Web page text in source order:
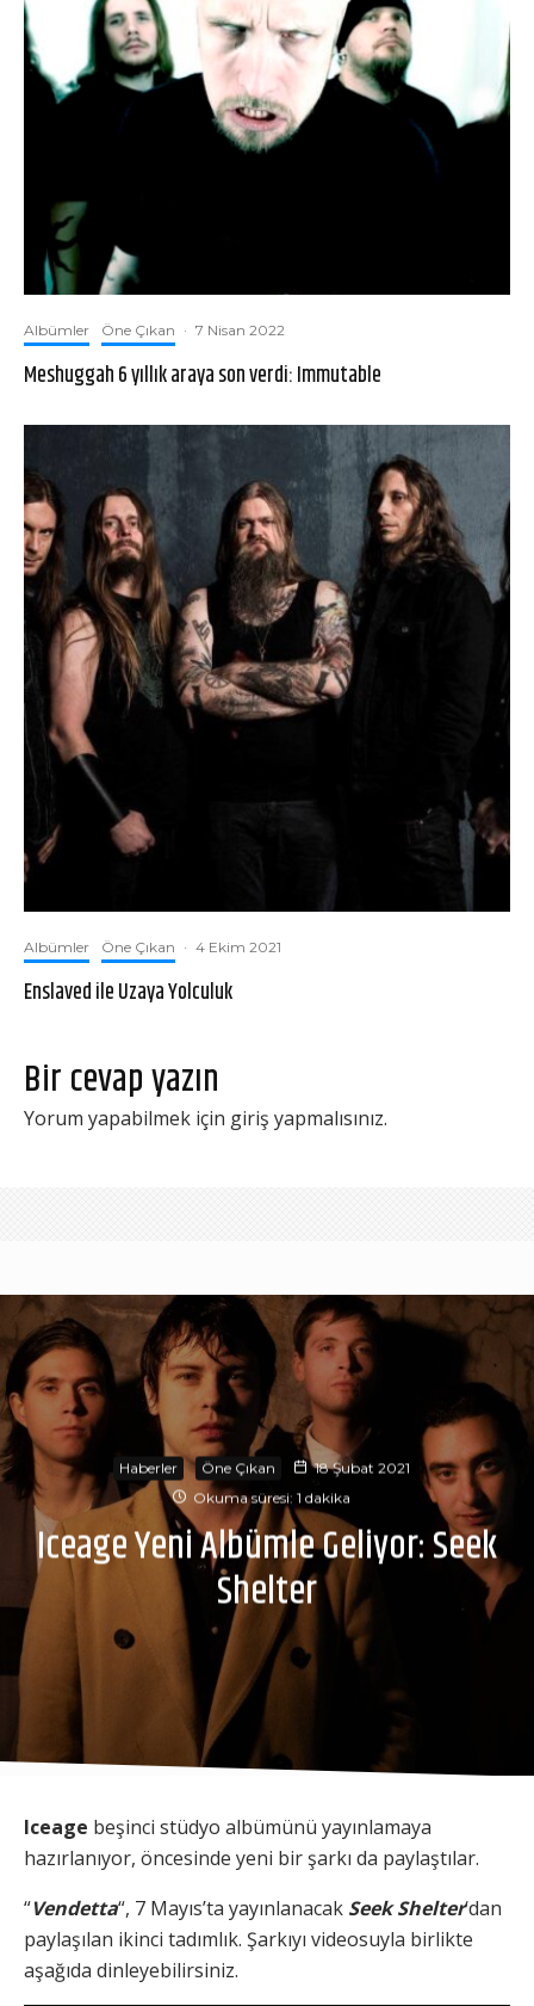
Albümler Öne Çıkan · 7 Nisan 2022
Meshuggah 6 yıllık araya son verdi: Immutable
Albümler Öne Çıkan · 4 Ekim 2021
Enslaved ile Uzaya Yolculuk
Bir cevap yazın
Yorum yapabilmek için giriş yapmalısınız.
Haberler Öne Çıkan
18 Şubat 2021
Okuma süresi: 1 dakika
Iceage Yeni Albümle Geliyor: Seek
Shelter
Iceage beşinci stüdyo albümünü yayınlamaya
hazırlanıyor, öncesinde yeni bir şarkı da paylaştılar.
“Vendetta“, 7 Mayıs’ta yayınlanacak Seek Shelter‘dan
paylaşılan ikinci tadımlık. Şarkıyı videosuyla birlikte
aşağıda dinleyebilirsiniz.